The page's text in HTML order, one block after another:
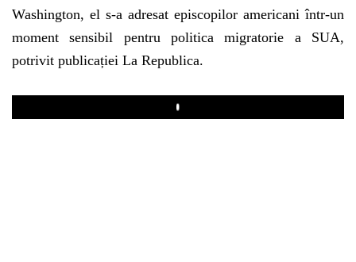
Washington, el s-a adresat episcopilor americani într-un
moment sensibil pentru politica migratorie a SUA,
potrivit publicației La Republica.
Play